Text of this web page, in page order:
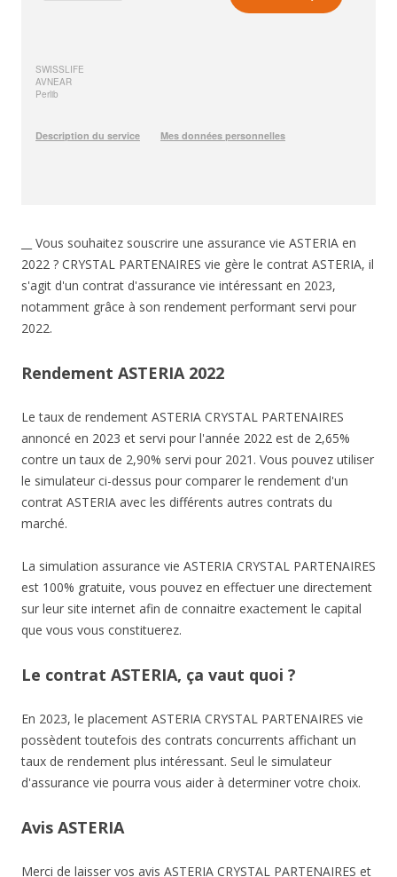
__ Vous souhaitez souscrire une assurance vie ASTERIA en
2022 ? CRYSTAL PARTENAIRES vie gère le contrat ASTERIA, il
s'agit d'un contrat d'assurance vie intéressant en 2023,
notamment grâce à son rendement performant servi pour
2022.
Rendement ASTERIA 2022
Le taux de rendement ASTERIA CRYSTAL PARTENAIRES
annoncé en 2023 et servi pour l'année 2022 est de 2,65%
contre un taux de 2,90% servi pour 2021. Vous pouvez utiliser
le simulateur ci-dessus pour comparer le rendement d'un
contrat ASTERIA avec les différents autres contrats du
marché.
La simulation assurance vie ASTERIA CRYSTAL PARTENAIRES
est 100% gratuite, vous pouvez en effectuer une directement
sur leur site internet afin de connaitre exactement le capital
que vous vous constituerez.
Le contrat ASTERIA, ça vaut quoi ?
En 2023, le placement ASTERIA CRYSTAL PARTENAIRES vie
possèdent toutefois des contrats concurrents affichant un
taux de rendement plus intéressant. Seul le simulateur
d'assurance vie pourra vous aider à determiner votre choix.
Avis ASTERIA
Merci de laisser vos avis ASTERIA CRYSTAL PARTENAIRES et